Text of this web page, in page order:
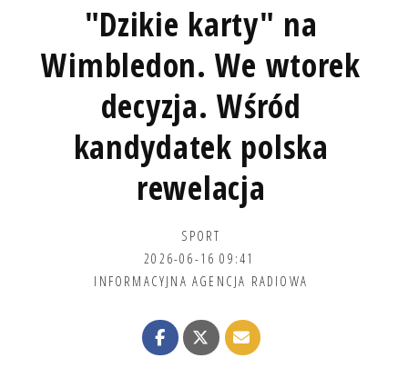
"Dzikie karty" na
Wimbledon. We wtorek
decyzja. Wśród
kandydatek polska
rewelacja
SPORT
2026-06-16 09:41
INFORMACYJNA AGENCJA RADIOWA